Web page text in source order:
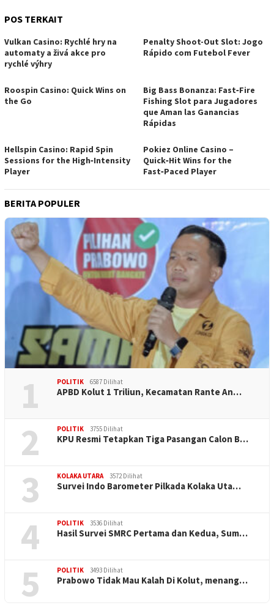
POS TERKAIT
Vulkan Casino: Rychlé hry na
automaty a živá akce pro
rychlé výhry
Penalty Shoot-Out Slot: Jogo
Rápido com Futebol Fever
Roospin Casino: Quick Wins on
the Go
Big Bass Bonanza: Fast‑Fire
Fishing Slot para Jugadores
que Aman las Ganancias
Rápidas
Hellspin Casino: Rapid Spin
Sessions for the High‑Intensity
Player
Pokiez Online Casino –
Quick‑Hit Wins for the
Fast‑Paced Player
BERITA POPULER
1 POLITIK 6587 Dilihat
APBD Kolut 1 Triliun, Kecamatan Rante An…
2 POLITIK 3755 Dilihat
KPU Resmi Tetapkan Tiga Pasangan Calon B…
3 KOLAKA UTARA 3572 Dilihat
Survei Indo Barometer Pilkada Kolaka Uta…
4 POLITIK 3536 Dilihat
Hasil Survei SMRC Pertama dan Kedua, Sum…
5 POLITIK 3493 Dilihat
Prabowo Tidak Mau Kalah Di Kolut, menang…